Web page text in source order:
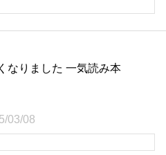
なりました 一気読み本
03/08